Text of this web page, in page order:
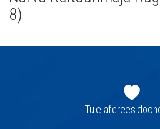
8)
navigatsioon
Tule